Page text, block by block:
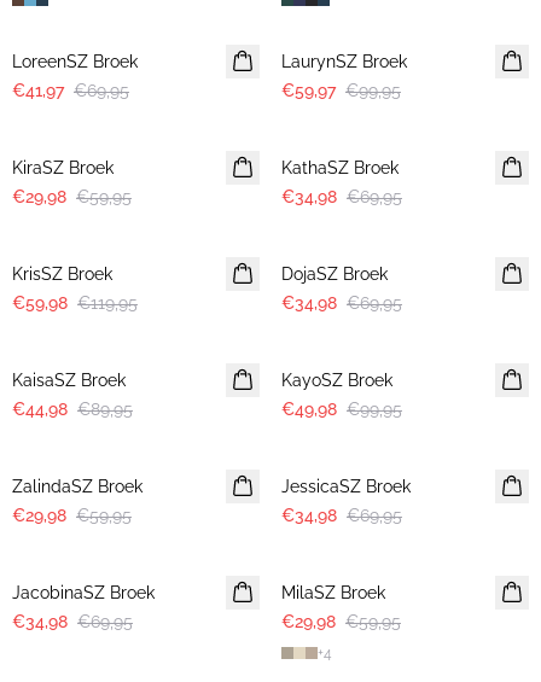
-40%
LoreenSZ Broek
€41,97 €69,95
-40%
LaurynSZ Broek
€59,97 €99,95
KiraSZ Broek
€29,98 €59,95
KathaSZ Broek
€34,98 €69,95
KrisSZ Broek
€59,98 €119,95
DojaSZ Broek
€34,98 €69,95
KaisaSZ Broek
€44,98 €89,95
KayoSZ Broek
€49,98 €99,95
ZalindaSZ Broek
€29,98 €59,95
JessicaSZ Broek
€34,98 €69,95
JacobinaSZ Broek
€34,98 €69,95
MilaSZ Broek
€29,98 €59,95
+4